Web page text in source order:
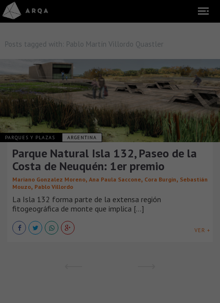
Posts tagged with: Pablo Martín Villordo Quastler
PARQUES Y PLAZAS ARGENTINA
Parque Natural Isla 132, Paseo de la
Costa de Neuquén: 1er premio
Mariano Gonzalez Moreno, Ana Paula Saccone, Cora Burgin, Sebastián
Mouzo, Pablo Villordo
La Isla 132 forma parte de la extensa región
fitogeográfica de monte que implica [...]
VER +